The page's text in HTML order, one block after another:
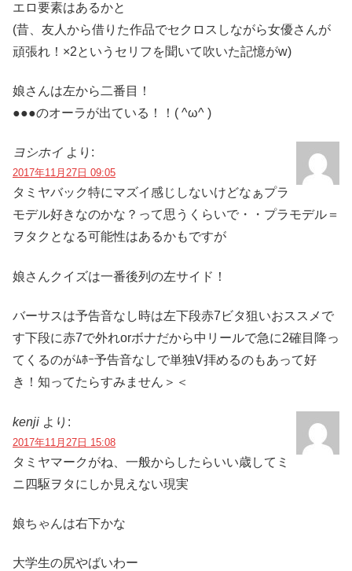
エロ要素はあるかと
(昔、友人から借りた作品でセクロスしながら女優さんが
頑張れ！×2というセリフを聞いて吹いた記憶がw)
娘さんは左から二番目！
●●●のオーラが出ている！！( ^ω^ )
ヨシホイ より:
2017年11月27日 09:05
タミヤバック特にマズイ感じしないけどなぁプラ
モデル好きなのかな？って思うくらいで・・プラモデル＝
ヲタクとなる可能性はあるかもですが
娘さんクイズは一番後列の左サイド！
バーサスは予告音なし時は左下段赤7ビタ狙いおススメで
す下段に赤7で外れorボナだから中リールで急に2確目降っ
てくるのがﾑﾎｰ予告音なしで単独V拝めるのもあって好
き！知ってたらすみません＞＜
kenji より:
2017年11月27日 15:08
タミヤマークがね、一般からしたらいい歳してミ
ニ四駆ヲタにしか見えない現実
娘ちゃんは右下かな
大学生の尻やばいわー